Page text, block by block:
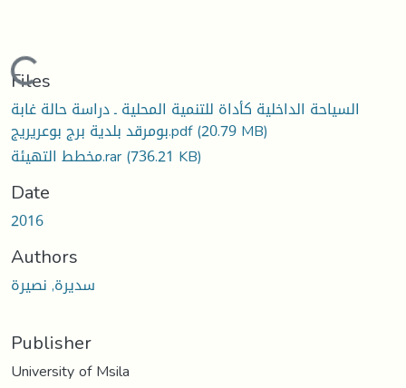
Loading...
Files
السياحة الداخلية كأداة للتنمية المحلية ـ دراسة حالة غابة
بومرقد بلدية برج بوعريريج.pdf(20.79 MB)
مخطط التهيئة.rar(736.21 KB)
Date
2016
Authors
سديرة, نصيرة
Publisher
University of Msila